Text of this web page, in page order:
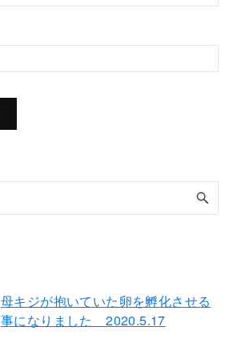
母キジが抱いていた卵を孵化させる
事になりました 2020.5.17